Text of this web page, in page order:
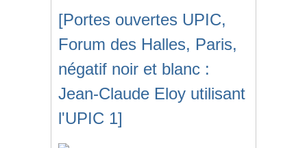
[Portes ouvertes UPIC,
Forum des Halles, Paris,
négatif noir et blanc :
Jean-Claude Eloy utilisant
l'UPIC 1]